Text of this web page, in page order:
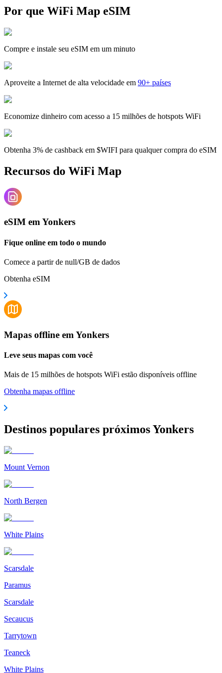
Por que WiFi Map eSIM
Compre e instale seu eSIM em um minuto
Aproveite a Internet de alta velocidade em 90+ países
Economize dinheiro com acesso a 15 milhões de hotspots WiFi
Obtenha 3% de cashback em $WIFI para qualquer compra do eSIM
Recursos do WiFi Map
eSIM em Yonkers
Fique online em todo o mundo
Comece a partir de null/GB de dados
Obtenha eSIM
Mapas offline em Yonkers
Leve seus mapas com você
Mais de 15 milhões de hotspots WiFi estão disponíveis offline
Obtenha mapas offline
Destinos populares próximos Yonkers
Mount Vernon
North Bergen
White Plains
Scarsdale
Paramus
Scarsdale
Secaucus
Tarrytown
Teaneck
White Plains